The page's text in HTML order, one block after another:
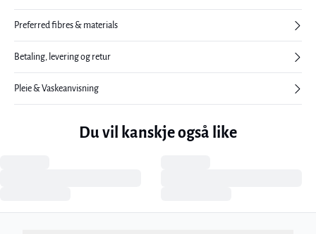
Preferred fibres & materials
Betaling, levering og retur
Pleie & Vaskeanvisning
Du vil kanskje også like